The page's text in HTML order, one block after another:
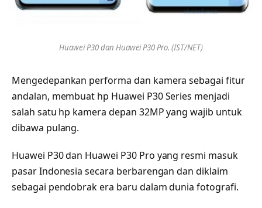
Huawei P30 dan Huawei P30 Pro. (IST/NET)
Mengedepankan performa dan kamera sebagai fitur
andalan, membuat hp Huawei P30 Series menjadi
salah satu hp kamera depan 32MP yang wajib untuk
dibawa pulang.
Huawei P30 dan Huawei P30 Pro yang resmi masuk
pasar Indonesia secara berbarengan dan diklaim
sebagai pendobrak era baru dalam dunia fotografi.